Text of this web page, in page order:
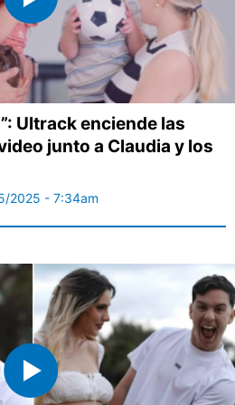
Ultrack enciende las
junto a Claudia y los
2025 - 7:34am